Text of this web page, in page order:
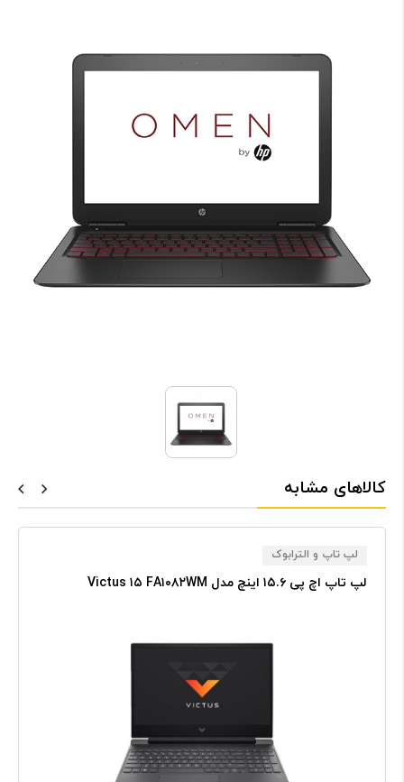
کالاهای مشابه
لپ تاپ و الترابوک
لپ تاپ اچ پی ۱۵.۶ اینچ مدل Victus ۱۵ FA۱۰۸۲WM